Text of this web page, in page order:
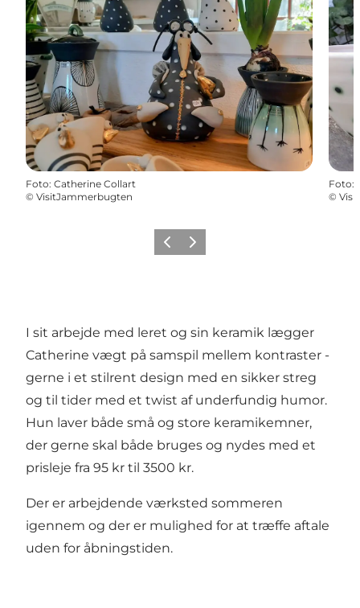
Foto: Catherine Collart
© VisitJammerbugten
Foto:
©
ForrigeNæste
I sit arbejde med leret og sin keramik lægger
Catherine vægt på samspil mellem kontraster -
gerne i et stilrent design med en sikker streg
og til tider med et twist af underfundig humor.
Hun laver både små og store keramikemner,
der gerne skal både bruges og nydes med et
prisleje fra 95 kr til 3500 kr.
Der er arbejdende værksted sommeren
igennem og der er mulighed for at træffe aftale
uden for åbningstiden.